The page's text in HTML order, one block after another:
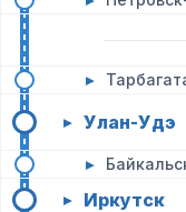
▸
▸ Улан-Удэ
▸
▸ Иркутск